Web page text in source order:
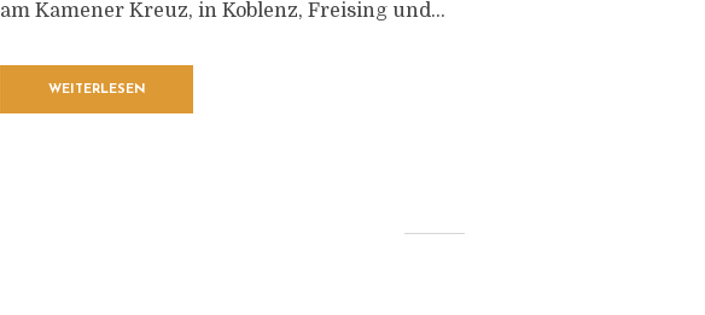
am Kamener Kreuz, in Koblenz, Freising und...
WEITERLESEN